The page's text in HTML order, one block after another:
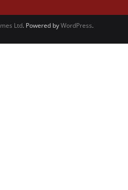
Ltd. Powered byWordPress.